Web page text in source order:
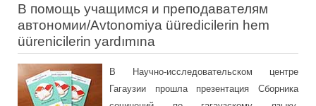
В помощь учащимся и преподавателям
автономии/Avtonomiya üüredicilerin hem
üürenicilerin yardımına
В Научно-исследовательском центре
Гагаузии прошла презентация Сборника